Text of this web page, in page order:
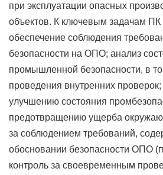
при эксплуатации опасных
объектов. К ключевым задачам ПК
обеспечение соблюдения
безопасности на ОПО; анализ
промышленной безопасности, в
проведения внутренних
улучшению состояния
предотвращению ущерба
за соблюдением требований,
обосновании безопасности ОПО
контроль за своевременным